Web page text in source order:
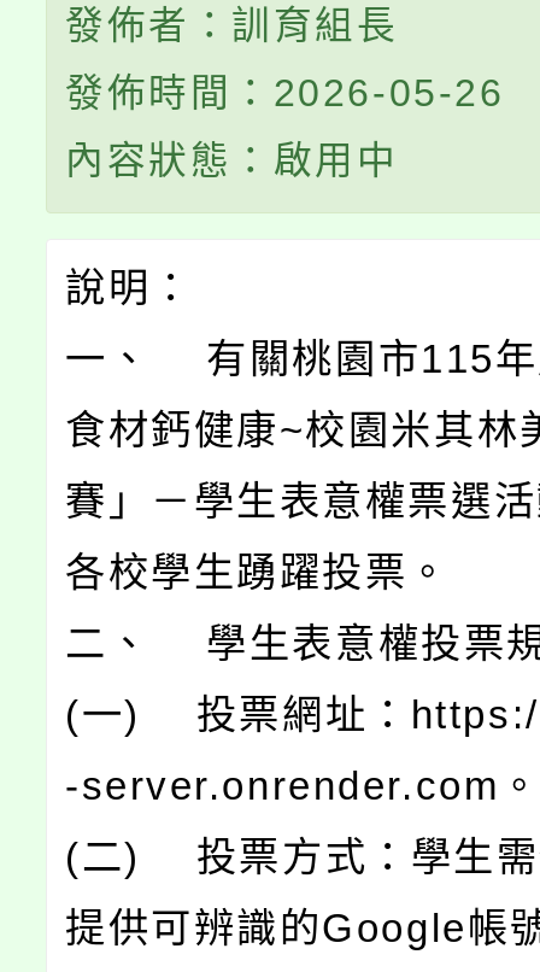
發佈者：訓育組長
發佈時間：2026-05-26
內容狀態：啟用中
說明：
一、 有關桃園市115年
食材鈣健康~校園米其林
賽」－學生表意權票選
各校學生踴躍投票。
二、 學生表意權投票
(一) 投票網址：
-server.onrender.com
(二) 投票方式：學生需
提供可辨識的Google帳